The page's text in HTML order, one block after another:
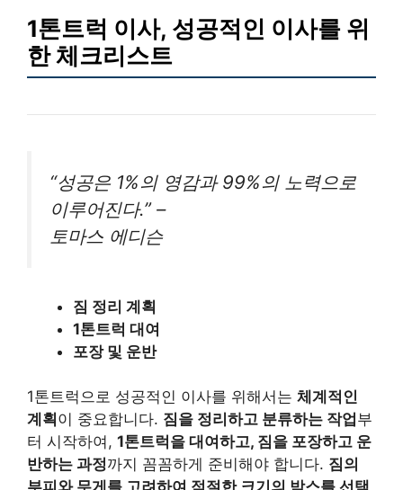
1톤트럭 이사, 성공적인 이사를 위
한 체크리스트
“성공은 1%의 영감과 99%의 노력으로
이루어진다.” –
토마스 에디슨
짐 정리 계획
1톤트럭 대여
포장 및 운반
1톤트럭으로 성공적인 이사를 위해서는 체계적인
계획 이 중요합니다. 짐을 정리하고 분류하는 작업 부
터 시작하여, 1톤트럭을 대여하고, 짐을 포장하고 운
반하는 과정까지 꼼꼼하게 준비해야 합니다. 짐의